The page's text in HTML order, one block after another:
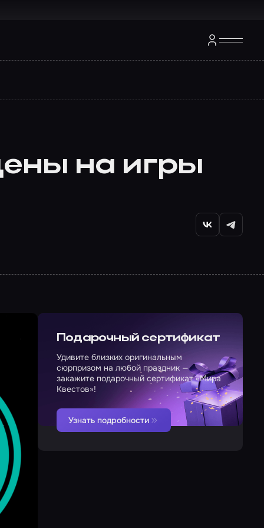
на игры
Подарочный сертификат
Удивите близких оригинальным
сюрпризом на любой праздник —
закажите подарочный сертификат «Мира
Квестов»!
Узнать подробности